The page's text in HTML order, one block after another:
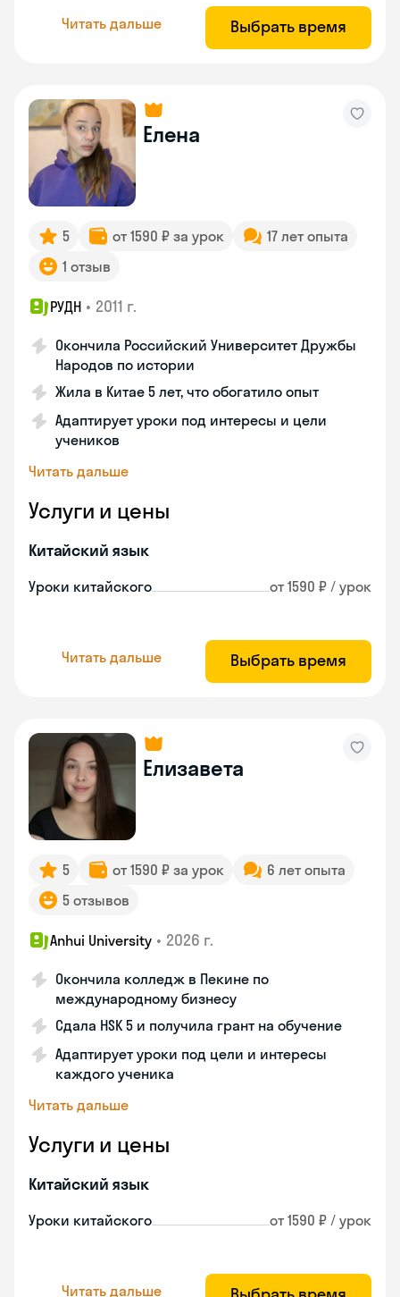
Читать дальше Выбрать время
Елена
5 от 1590 ₽ за урок
17 лет опыта
1 отзыв
РУДН • 2011 г.
Окончила Российский Университет Дружбы
Народов по истории
Жила в Китае 5 лет, что обогатило опыт
Адаптирует уроки под интересы и цели
учеников
Читать дальше
Услуги и цены
Китайский язык
Уроки китайского от 1590 ₽ / урок
Читать дальше Выбрать время
Елизавета
5 от 1590 ₽ за урок
6 лет опыта
5 отзывов
Anhui University • 2026 г.
Окончила колледж в Пекине по
международному бизнесу
Сдала HSK 5 и получила грант на обучение
Адаптирует уроки под цели и интересы
каждого ученика
Читать дальше
Услуги и цены
Китайский язык
Уроки китайского от 1590 ₽ / урок
Читать дальше